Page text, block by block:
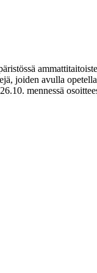
joiden avulla
mennessä